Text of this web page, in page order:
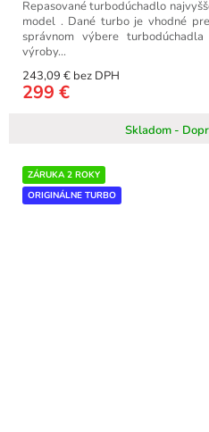
Skladom -
243,09 € bez DPH
299 €
Repasované turbodúchadlo
model . Dané turbo je vhodné
správnom výbere
výroby...
ZÁRUKA 2 ROKY
ORIGINÁLNE TURBO